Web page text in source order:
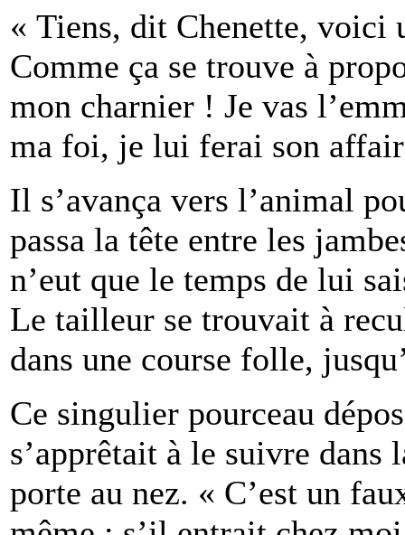
« Tiens, dit Chenette, voici
Comme ça se trouve à
mon charnier ! Je vas
ma foi, je lui ferai son
Il s’avança vers l’animal
passa la tête entre les
n’eut que le temps de lui
Le tailleur se trouvait à
dans une course folle,
Ce singulier pourceau
s’apprêtait à le suivre
porte au nez. « C’est un